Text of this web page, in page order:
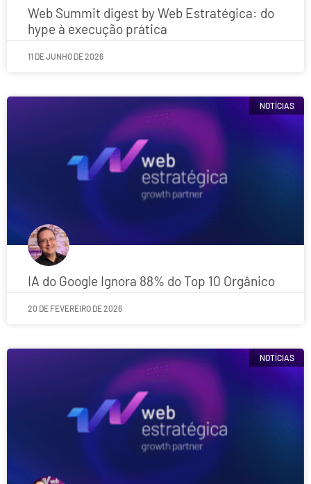
Web Summit digest by Web Estratégica: do
hype à execução prática
11 DE JUNHO DE 2026
NOTÍCIAS
IA do Google Ignora 88% do Top 10 Orgânico
20 DE FEVEREIRO DE 2026
NOTÍCIAS